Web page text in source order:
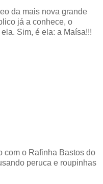
da mais nova grande
já a conhece, o
Sim, é ela: a Maísa!!!
com o Rafinha Bastos do
peruca e roupinhas